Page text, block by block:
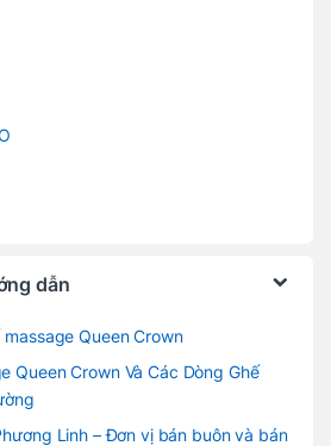
dẫn
Queen Crown
Queen Crown Và Các Dòng Ghế
Linh – Đơn vị bán buôn và bán